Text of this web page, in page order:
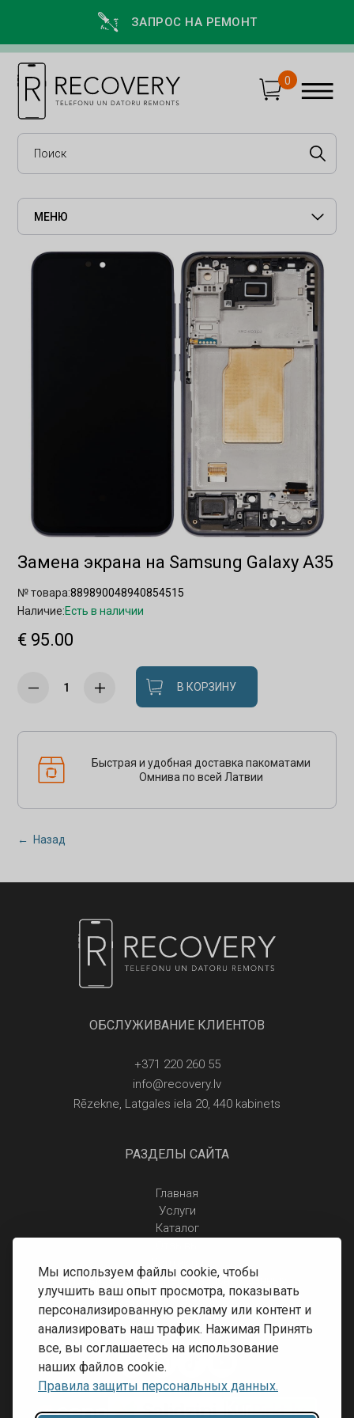
Мы используем файлы cookie, чтобы
улучшить ваш опыт просмотра, показывать
персонализированную рекламу или контент и
анализировать наш трафик. Нажимая Принять
все, вы соглашаетесь на использование
наших файлов cookie.
Правила защиты персональных данных.
ЗАПРОС НА РЕМОНТ
0
МЕНЮ
Замена экрана на Samsung Galaxy A35
№ товара:889890048940854515
Наличие:Есть в наличии
€ 95.00
В КОРЗИНУ
Быстрая и удобная доставка пакоматами
Омнива по всей Латвии
← Назад
ОБСЛУЖИВАНИЕ КЛИЕНТОВ
+371 220 260 55
info@recovery.lv
Rēzekne, Latgales iela 20, 440 kabinets
РАЗДЕЛЫ САЙТА
Главная
Услуги
Каталог
Правила защиты персональных данных
Доставка и оплата
Условия возврата